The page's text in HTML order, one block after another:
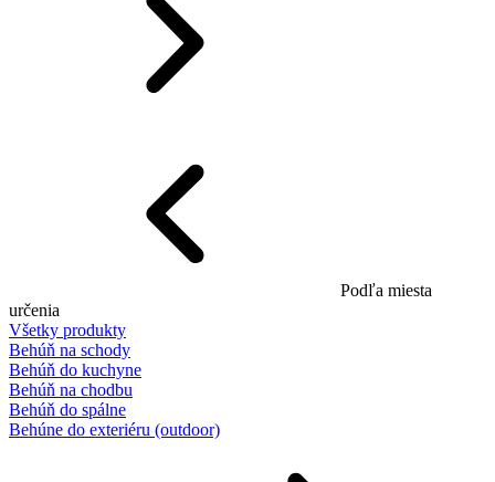
Podľa miesta
určenia
Všetky produkty
Behúň na schody
Behúň do kuchyne
Behúň na chodbu
Behúň do spálne
Behúne do exteriéru (outdoor)